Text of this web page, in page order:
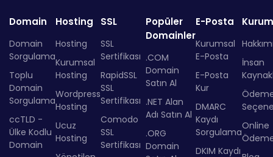
Domain
Domain
Sorgulama
Toplu
Domain
Sorgulama
ccTLD -
Ülke Kodlu
Domain
Hosting
Hosting
Kurumsal
Hosting
Wordpress
Hosting
Ucuz
Hosting
SSL
SSL
Sertifikası
RapidSSL
SSL
Sertifikası
Comodo
SSL
Sertifikası
Popüler
Domainler
.COM
Domain
Satın Al
.NET Alan
Adı Satın Al
.ORG
Domain
E-Posta
Kurumsal
E-Posta
E-Posta
Kur
DMARC
Kaydı
Sorgulama
DKIM Kaydı
İnsan
Online